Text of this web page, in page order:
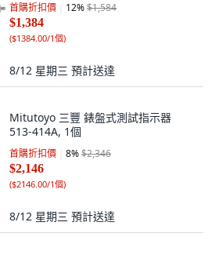
首購折扣價 12%$1,584
$1,384
($1384.00/1個)
8/12 星期三 預計送達
Mitutoyo 三豐 錶盤式測試指示器
513-414A, 1個
首購折扣價 8%$2,346
$2,146
($2146.00/1個)
8/12 星期三 預計送達